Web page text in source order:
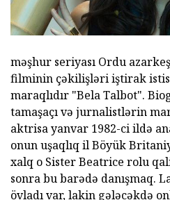
məşhur seriyası Ordu
filminin çəkilişləri iştirak
maraqlıdır "Bela Talbot".
tamaşaçı və jurnalistlərin
aktrisa yanvar 1982-ci ildə
onun uşaqlıq il Böyük
xalq o Sister Beatrice rolu
sonra bu barədə danışmaq.
övladı var, lakin gələcəkdə